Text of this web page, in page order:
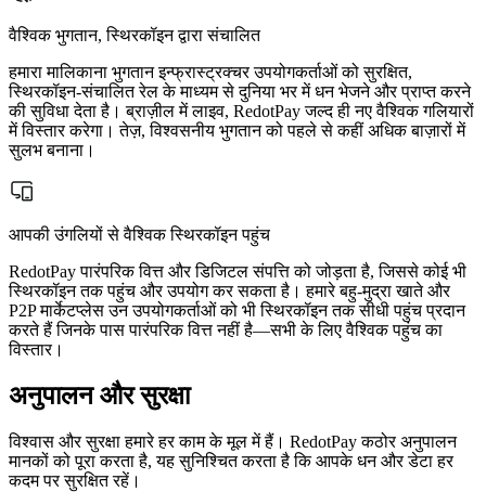
वैश्विक भुगतान, स्थिरकॉइन द्वारा संचालित
हमारा मालिकाना भुगतान इन्फ्रास्ट्रक्चर उपयोगकर्ताओं को सुरक्षित,
स्थिरकॉइन-संचालित रेल के माध्यम से दुनिया भर में धन भेजने और प्राप्त करने
की सुविधा देता है। ब्राज़ील में लाइव, RedotPay जल्द ही नए वैश्विक गलियारों
में विस्तार करेगा। तेज़, विश्वसनीय भुगतान को पहले से कहीं अधिक बाज़ारों में
सुलभ बनाना।
आपकी उंगलियों से वैश्विक स्थिरकॉइन पहुंच
RedotPay पारंपरिक वित्त और डिजिटल संपत्ति को जोड़ता है, जिससे कोई भी
स्थिरकॉइन तक पहुंच और उपयोग कर सकता है। हमारे बहु-मुद्रा खाते और
P2P मार्केटप्लेस उन उपयोगकर्ताओं को भी स्थिरकॉइन तक सीधी पहुंच प्रदान
करते हैं जिनके पास पारंपरिक वित्त नहीं है—सभी के लिए वैश्विक पहुंच का
विस्तार।
अनुपालन और सुरक्षा
विश्वास और सुरक्षा हमारे हर काम के मूल में हैं। RedotPay कठोर अनुपालन
मानकों को पूरा करता है, यह सुनिश्चित करता है कि आपके धन और डेटा हर
कदम पर सुरक्षित रहें।